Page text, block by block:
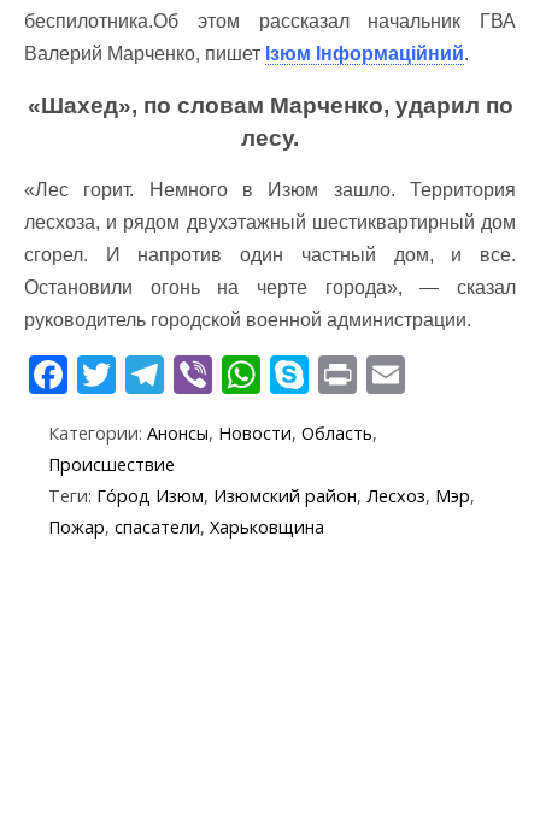
беспилотника.Об этом рассказал начальник ГВА
Валерий Марченко, пишет Ізюм Інформаційний.
«Шахед», по словам Марченко, ударил по
лесу.
«Лес горит. Немного в Изюм зашло. Территория
лесхоза, и рядом двухэтажный шестиквартирный дом
сгорел. И напротив один частный дом, и все.
Остановили огонь на черте города», — сказал
руководитель городской военной администрации.
F
e
b
o
T
itt
er
T
e
gr
a
Vi
er
W
at
s
A
S
k
y
p
e
Pr
t
l
Категории: Анонсы, Новости, Область,
Происшествие
Теги: Го́род Изюм, Изюмский район, Лесхоз, Мэр,
Пожар, спасатели, Харьковщина